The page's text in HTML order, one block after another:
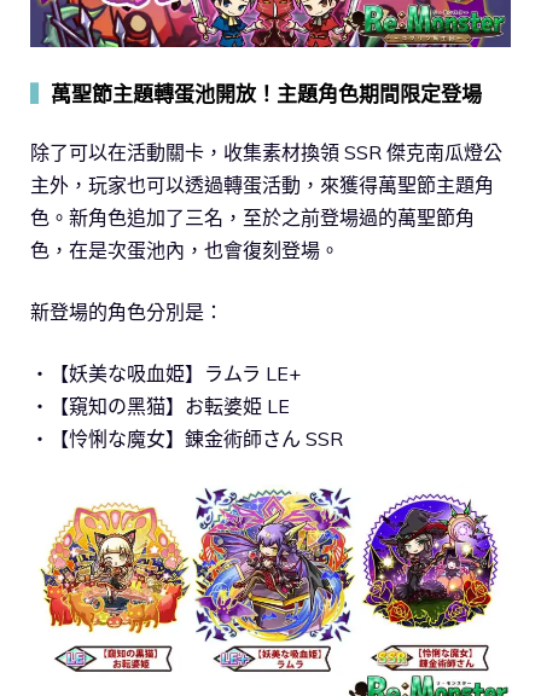
萬聖節主題轉蛋池開放！主題角色期間限定登場
除了可以在活動關卡，收集素材換領 SSR 傑克南瓜燈公
主外，玩家也可以透過轉蛋活動，來獲得萬聖節主題角
色。新角色追加了三名，至於之前登場過的萬聖節角
色，在是次蛋池內，也會復刻登場。
新登場的角色分別是：
・【妖美な吸⾎姫】ラムラ LE+
・【窺知の⿊猫】お転婆姫 LE
・【怜悧な魔⼥】錬⾦術師さん SSR